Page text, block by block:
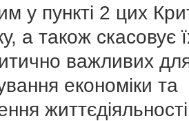
у пункті 2 цих
а також скасовує
важливих
економіки та
життєдіяльності